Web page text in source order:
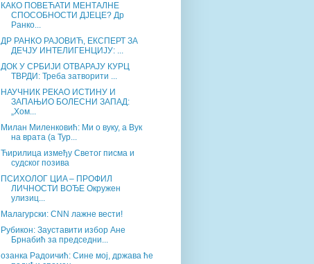
КАКО ПОВЕЋАТИ МЕНТАЛНЕ
СПОСОБНОСТИ ДЈЕЦЕ? Др
Ранко...
ДР РАНКО РАЈОВИЋ, ЕКСПЕРТ ЗА
ДЕЧЈУ ИНТЕЛИГЕНЦИЈУ: ...
ДОК У СРБИЈИ ОТВАРАЈУ КУРЦ
ТВРДИ: Треба затворити ...
НАУЧНИК РЕКАО ИСТИНУ И
ЗАПАЊИО БОЛЕСНИ ЗАПАД:
„Хом...
Милан Миленковић: Ми о вуку, а Вук
на врата (а Тур...
Ћирилица између Светог писма и
судског позива
ПСИХОЛОГ ЦИA – ПРОФИЛ
ЛИЧНОСТИ ВОЂЕ Окружен
улизиц...
Малагурски: CNN лажне вести!
Рубикон: Зауставити избор Ане
Брнабић за председни...
озанка Радоичић: Сине мој, држава ће